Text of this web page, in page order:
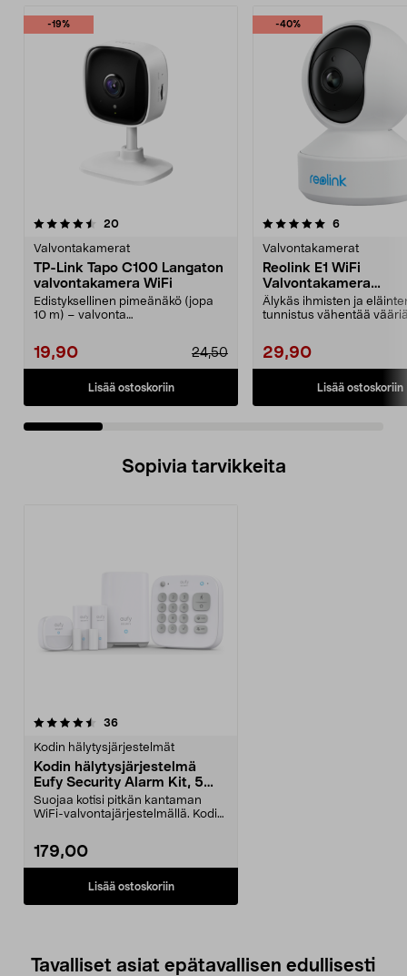
-19%
20arvostelut
Valvontakamerat
TP-Link Tapo C100 Langaton
valvontakamera WiFi
Edistyksellinen pimeänäkö (jopa
10 m) – valvonta
19,90 24,50
Lisää ostoskoriin
-40%
5.0 viidestä
6arvostelut
Valvontakamerat
Reolink E1 WiFi
Valvontakamera
sisäkäyttöön
Älykäs ihmisten ja
tunnistus vähentää
29,90
Lisää ostoskoriin
4.5 viidestä
Sopivia tarvikkeita
36arvostelut
Kodin hälytysjärjestelmät
Kodin hälytysjärjestelmä
Eufy Security Alarm Kit, 5
osaa
Suojaa kotisi pitkän kantaman
WiFi-valvontajärjestelmällä. Kodin
179,00
Lisää ostoskoriin
Tavalliset asiat epätavallisen edullisesti